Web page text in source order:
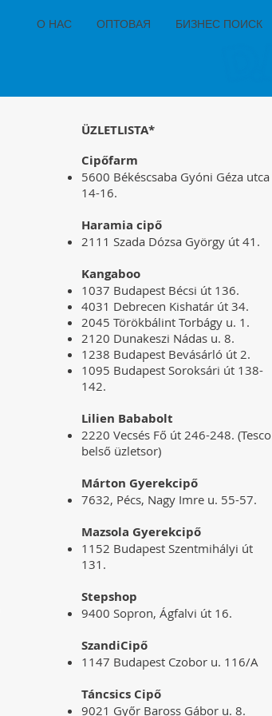
О НАС ОПТОВАЯ БИЗНЕС ПОИСК
ÜZLETLISTA*
Cipőfarm
5600 Békéscsaba Gyóni Géza utca
14-16.
Haramia cipő
2111 Szada Dózsa György út 41.
​Kangaboo
1037 Budapest Bécsi út 136.
4031 Debrecen Kishatár út 34.
2045 Törökbálint Torbágy u. 1.
2120 Dunakeszi Nádas u. 8.
1238 Budapest Bevásárló út 2.
1095 Budapest Soroksári út 138-
142.​
Lilien Bababolt
2220 Vecsés Fő út 246-248. (Tesco
belső üzletsor)
Márton Gyerekcipő
7632, Pécs, Nagy Imre u. 55-57.
Mazsola Gyerekcipő
1152 Budapest Szentmihályi út
131.
Stepshop
9400 Sopron, Ágfalvi út 16.
SzandiCipő
1147 Budapest Czobor u. 116/A
Táncsics Cipő
9021 Győr Baross Gábor u. 8.